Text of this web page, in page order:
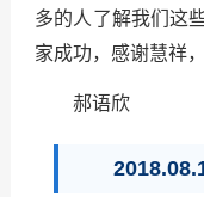
多的人了解我们这
家成功，感谢慧祥
郝语欣